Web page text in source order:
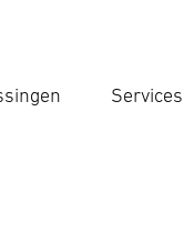
Services